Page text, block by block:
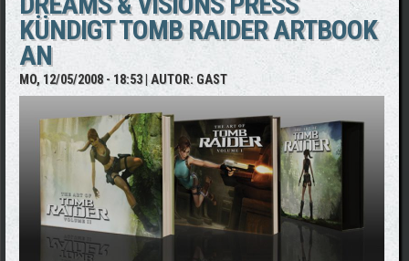
KÜNDIGT TOMB RAIDER ARTBOOK
AN
MO, 12/05/2008 - 18:53| AUTOR: GAST